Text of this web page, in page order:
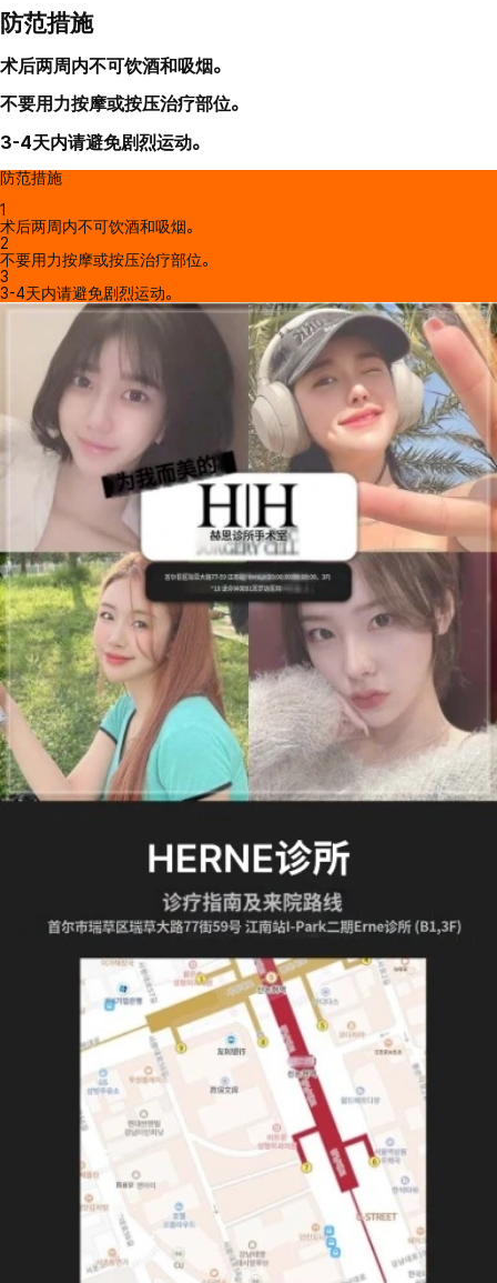
防范措施
术后两周内不可饮酒和吸烟。
不要用力按摩或按压治疗部位。
3-4天内请避免剧烈运动。
防范措施
1
术后两周内不可饮酒和吸烟。
2
不要用力按摩或按压治疗部位。
3
3-4天内请避免剧烈运动。